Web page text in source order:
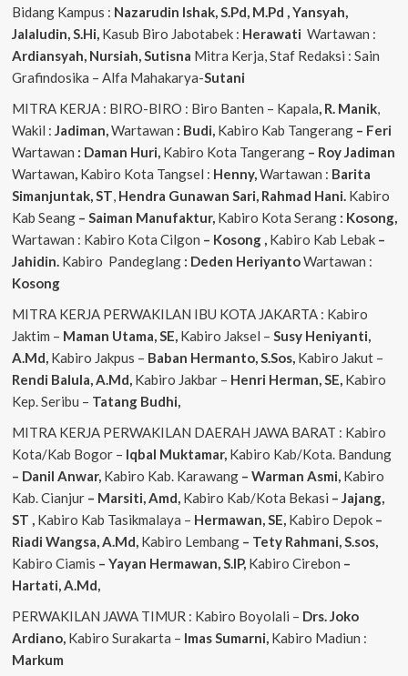
Bidang Kampus : Nazarudin Ishak, S.Pd, M.Pd , Yansyah,
Jalaludin, S.Hi, Kasub Biro Jabotabek : Herawati Wartawan :
Ardiansyah, Nursiah, Sutisna Mitra Kerja, Staf Redaksi : Sain
Grafindosika – Alfa Mahakarya-Sutani
MITRA KERJA : BIRO-BIRO : Biro Banten – Kapala , R. Manik,
Wakil : Jadiman, Wartawan : Budi, Kabiro Kab Tangerang– Feri
Wartawan : Daman Huri, Kabiro Kota Tangerang– Roy Jadiman
Wartawan Kabiro Kota Tangsel : Henny, Wartawan : Barita
Simanjuntak, ST Hendra Gunawan Sari, Rahmad Hani. Kabiro
Kab Seang– Saiman Manufaktur, Kabiro Kota Serang : Kosong,
Wartawan : Kabiro Kota Cilgon – Kosong Kabiro Kab Lebak–
Jahidin. Kabiro Pandeglang : Deden HeriyantoWartawan :
Kosong
MITRA KERJA PERWAKILAN IBU KOTA JAKARTA : Kabiro
Jaktim – Maman Utama, SE, Kabiro Jaksel – Susy Heniyanti,
A.Md, Kabiro Jakpus – Baban Hermanto, S.Sos, Kabiro Jakut –
Rendi Balula, A.Md, Kabiro Jakbar – Henri Herman, SE, Kabiro
Kep. Seribu – Tatang Budhi,
MITRA KERJA PERWAKILAN DAERAH JAWA BARAT : Kabiro
Kota/Kab Bogor – Iqbal Muktamar, Kabiro Kab/Kota. Bandung
– Danil Anwar, Kabiro Kab. Karawang – Warman Asmi, Kabiro
Kab. Cianjur– Marsiti, Amd, Kabiro Kab/Kota Bekasi – Jajang,
ST
Kabiro Kab Tasikmalaya – Hermawan, SE, Kabiro Depok–
Riadi Wangsa, A.Md, Kabiro Lembang– Tety Rahmani, S.sos,
Kabiro Ciamis – Yayan Hermawan, S.IP, Kabiro Cirebon –
Hartati, A.Md,
PERWAKILAN JAWA TIMUR : Kabiro Boyolali – Drs. Joko
Ardiano, Kabiro Surakarta – Imas Sumarni, Kabiro Madiun :
Markum